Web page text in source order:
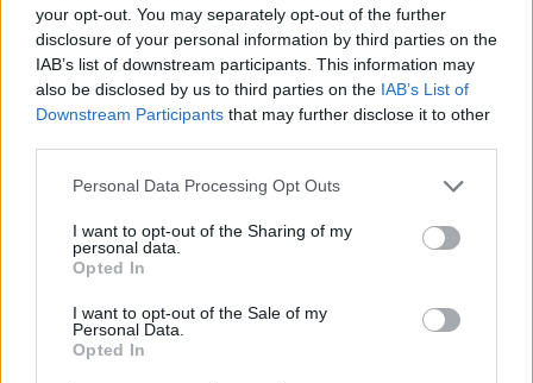
your opt-out. You may separately opt-out of the further
disclosure of your personal information by third parties on the
IAB’s list of downstream participants. This information may
also be disclosed by us to third parties on the IAB’s List of
Downstream Participants that may further disclose it to other
Please note that this website/app uses one or more Google
not limited to your visit or usage behaviour. You may click to
grant or deny consent to Google and its third-party tags to
use your data for below specified purposes in below Google
consent section.
Personal Data Processing Opt Outs
I want to opt-out of the Sharing of my
personal data.
Opted In
I want to opt-out of the Sale of my
Personal Data.
Opted In
Inviaci le tue segnalazioni,
i tuoi video e le tue foto
Su WhatsApp al numero +39
345 356 7512
Ricevi le nostre ultime news
daGoogle News